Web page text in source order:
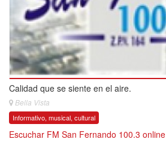
Calidad que se siente en el aire.
Bella Vista
Informativo, musical, cultural
Escuchar FM San Fernando 100.3 online